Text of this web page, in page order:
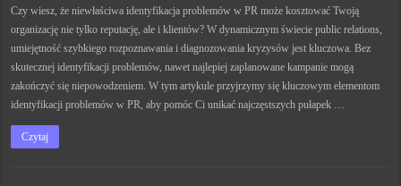
Czy wiesz, że niewłaściwa identyfikacja problemów w PR może kosztować Twoją
organizację nie tylko reputację, ale i klientów? W dynamicznym świecie public relations,
umiejętność szybkiego rozpoznawania i diagnozowania kryzysów jest kluczowa. Bez
skutecznej identyfikacji problemów, nawet najlepiej zaplanowane kampanie mogą
zakończyć się niepowodzeniem. W tym artykule przyjrzymy się kluczowym elementom
identyfikacji problemów w PR, aby pomóc Ci unikać najczęstszych pułapek …
Czytaj